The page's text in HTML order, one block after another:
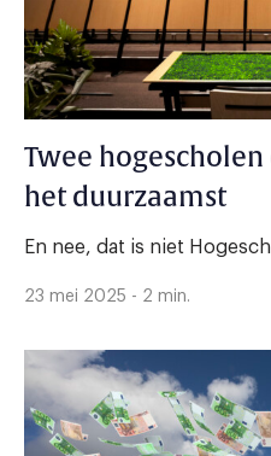
Twee
het duurzaamst
En nee, dat is niet
23 mei 2025 - 2 min.